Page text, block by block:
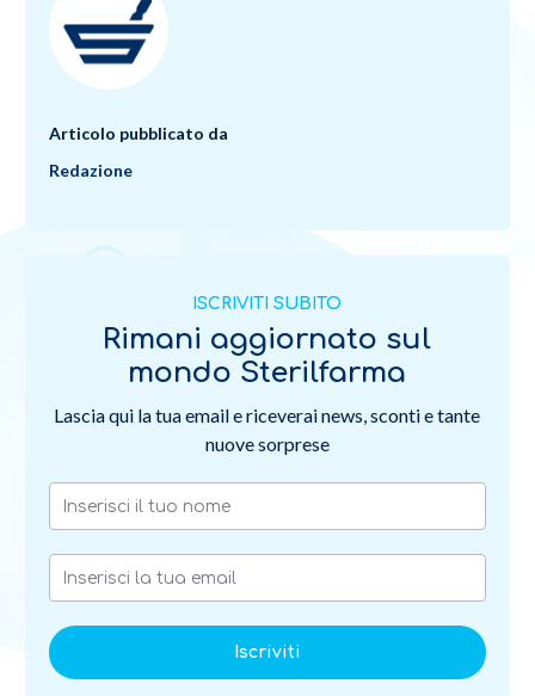
Articolo pubblicato da
Redazione
ISCRIVITI SUBITO
Rimani aggiornato sul
mondo Sterilfarma
Lascia qui la tua email e riceverai news, sconti e tante
nuove sorprese
Iscriviti